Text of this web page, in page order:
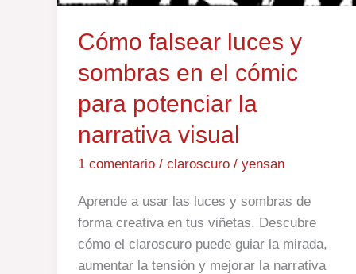
Cómo falsear luces y
sombras en el cómic
para potenciar la
narrativa visual
1 comentario / claroscuro/ yensan
Aprende a usar las luces y sombras de
forma creativa en tus viñetas. Descubre
cómo el claroscuro puede guiar la mirada,
aumentar la tensión y mejorar la narrativa